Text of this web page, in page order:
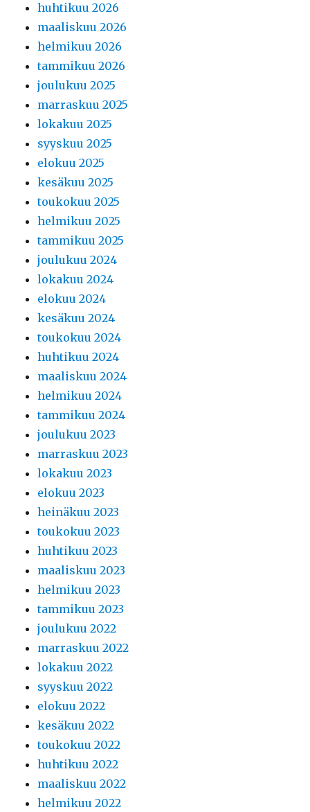
huhtikuu 2026
maaliskuu 2026
helmikuu 2026
tammikuu 2026
joulukuu 2025
marraskuu 2025
lokakuu 2025
syyskuu 2025
elokuu 2025
kesäkuu 2025
toukokuu 2025
helmikuu 2025
tammikuu 2025
joulukuu 2024
lokakuu 2024
elokuu 2024
kesäkuu 2024
toukokuu 2024
huhtikuu 2024
maaliskuu 2024
helmikuu 2024
tammikuu 2024
joulukuu 2023
marraskuu 2023
lokakuu 2023
elokuu 2023
heinäkuu 2023
toukokuu 2023
huhtikuu 2023
maaliskuu 2023
helmikuu 2023
tammikuu 2023
joulukuu 2022
marraskuu 2022
lokakuu 2022
syyskuu 2022
elokuu 2022
kesäkuu 2022
toukokuu 2022
huhtikuu 2022
maaliskuu 2022
helmikuu 2022